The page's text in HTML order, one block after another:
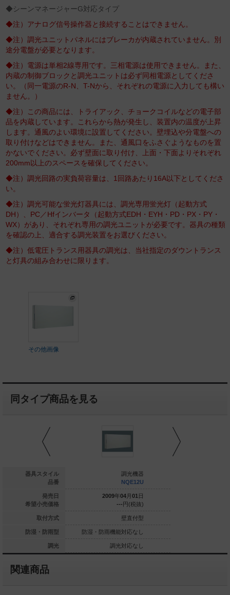
◆シーンマネージャーG対応タイプ
◆注）アナログ信号操作器と接続することはできません。
◆注）調光ユニットパネルにはブレーカが内蔵されていません。別
途分電盤が必要となります。
◆注）電源は単相2線専用です。三相電源は使用できません。また、
内蔵の制御ブロックと調光ユニットは必ず同相電源としてくださ
い。（同一電源のR-N、T-Nから、それぞれの電源に入力しても構い
ません。）
◆注）この商品には、トライアック、チョークコイルなどの電子部
品を内蔵しています。これらから熱が発生し、装置内の温度が上昇
します。通風のよい環境に設置してください。壁埋込や分電盤への
取り付けなどはできません。また、通風口をふさぐようなものを置
かないでください。必ず壁面に取り付け、上面・下面よりそれぞれ
200mm以上のスペースを確保してください。
◆注）調光回路の実負荷容量は、1回路あたり16A以下としてくださ
い。
◆注）調光可能な蛍光灯器具には、調光専用蛍光灯（起動方式
DH）、PC／Hfインバータ（起動方式EDH・EYH・PD・PX・PY・
WX）があり、それぞれ専用の調光ユニットが必要です。器具の種類
を確認の上、適合する調光装置をお選びください。
◆注）低電圧トランス用器具の調光は、当社指定のダウントランス
と灯具の組み合わせに限ります。
その他画像
同タイプ商品を見る
器具スタイル
品番
発売日
希望小売価格
取付方式
防湿・防雨型
調光
調光機器
円(税抜)
壁直付型
機能対応なし
調光機器
NQE12U
2009年04 月 01 日
---円(税抜)
壁直付型
防湿・防雨機能対応なし
調光対応なし
関連商品